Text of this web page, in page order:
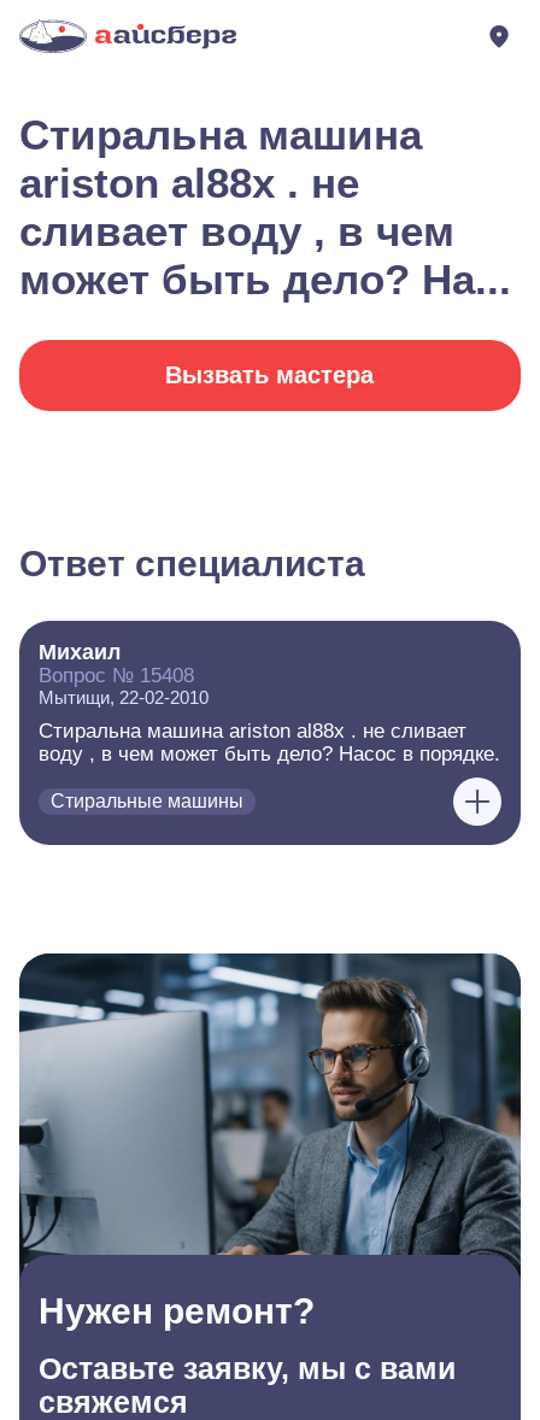
Стиральна машина
ariston al88x . не
сливает воду , в чем
может быть дело? На...
Вызвать мастера
Ответ специалиста
Михаил
Вопрос № 15408
Мытищи, 22-02-2010
Стиральна машина ariston al88x . не сливает
воду , в чем может быть дело? Насос в порядке.
Стиральные машины
Нужен ремонт?
Оставьте заявку, мы с вами
свяжемся